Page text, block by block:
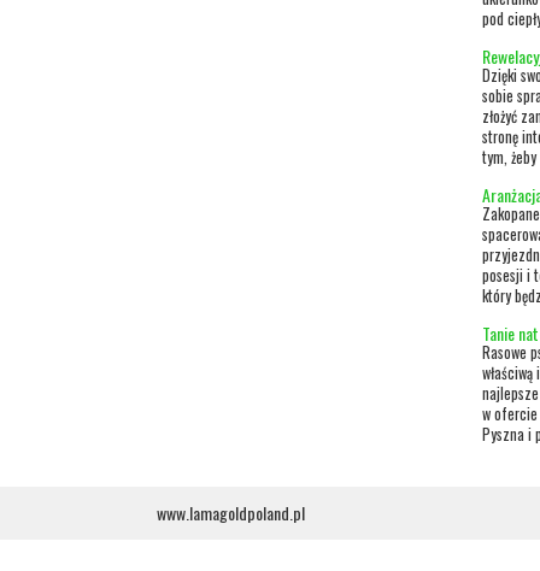
pod
Dzięki
sobie
złożyć
stronę
tym,
posesji i
który
Tanie
Rasowe
w
Pyszna i
www.lamagoldpoland.pl